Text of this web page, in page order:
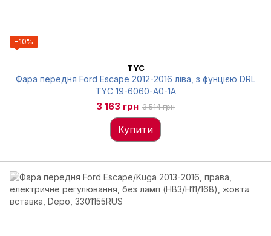
−10%
TYC
Фара передня Ford Escape 2012-2016 ліва, з фунцією DRL
TYC 19-6060-A0-1A
3 163 грн 3 514 грн
Купити